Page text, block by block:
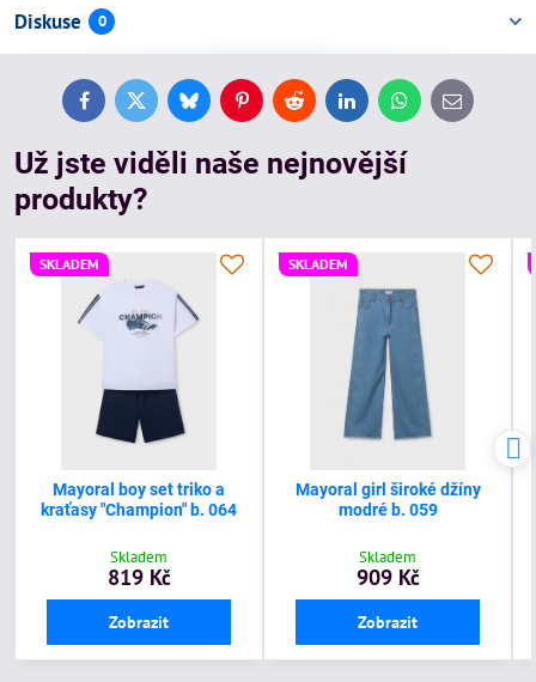
Diskuse 0
FacebookTwitterBlueskyPinterestReddit LinkedInWhatsApp
E-
mail
Už jste viděli naše nejnovější
produkty?
SKLADEM
Mayoral boy set triko a
kraťasy "Champion" b. 064
Skladem
819 Kč
Zobrazit
SKLADEM
Mayoral girl široké džíny
modré b. 059
Skladem
909 Kč
Zobrazit